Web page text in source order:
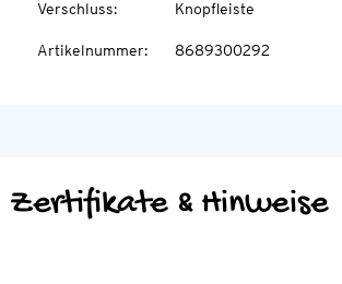
Verschluss: Knopfleiste
Artikelnummer: 8689300292
Zertifikate & Hinweise